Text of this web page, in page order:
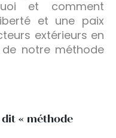
et comment
et une paix
extérieurs en
notre méthode
« méthode